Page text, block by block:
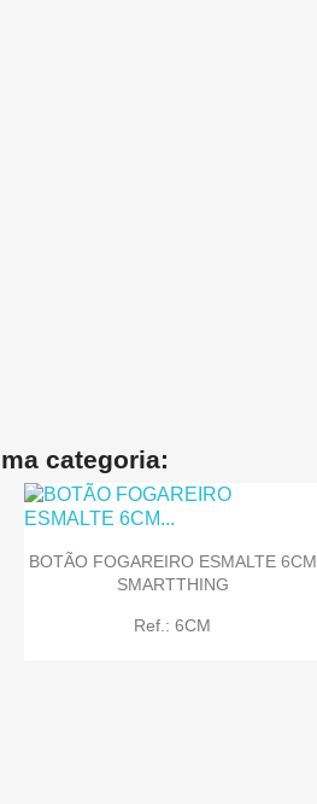
categoria:
BOTÃO FOGAREIRO ESMALTE 6CM
SMARTTHING
Ref.: 6CM